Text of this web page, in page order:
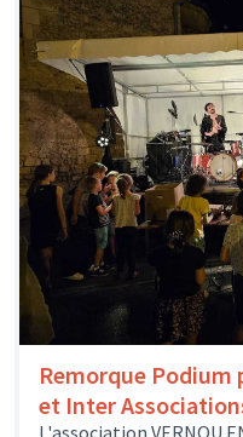
Remorque Podium
et Inter